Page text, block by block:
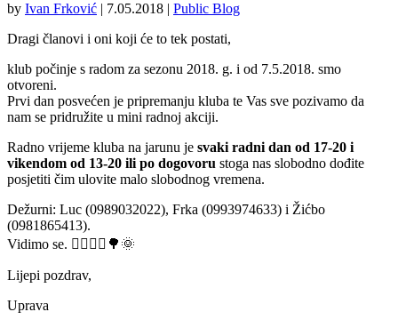
by Ivan Frković | 7.05.2018 | Public Blog
Dragi članovi i oni koji će to tek postati,
klub počinje s radom za sezonu 2018. g. i od 7.5.2018. smo
otvoreni.
Prvi dan posvećen je pripremanju kluba te Vas sve pozivamo da
nam se pridružite u mini radnoj akciji.
Radno vrijeme kluba na jarunu je svaki radni dan od 17-20 i
vikendom od 13-20 ili po dogovoru stoga nas slobodno dođite
posjetiti čim ulovite malo slobodnog vremena.
Dežurni: Luc (0989032022), Frka (0993974633) i Žićbo
(0981865413).
Vidimo se. 🏄‍♀️ 🏄‍♂️ 🌳 🌞
Lijepi pozdrav,
Uprava